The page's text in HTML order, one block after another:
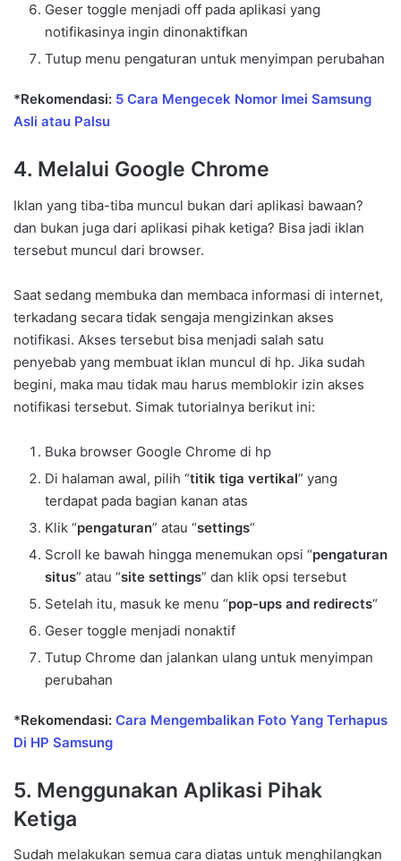
Geser toggle menjadi off pada aplikasi yang
notifikasinya ingin dinonaktifkan
Tutup menu pengaturan untuk menyimpan perubahan
*Rekomendasi: 5 Cara Mengecek Nomor Imei Samsung
Asli atau Palsu
4. Melalui Google Chrome
Iklan yang tiba-tiba muncul bukan dari aplikasi bawaan?
dan bukan juga dari aplikasi pihak ketiga? Bisa jadi iklan
tersebut muncul dari browser.
Saat sedang membuka dan membaca informasi di internet,
terkadang secara tidak sengaja mengizinkan akses
notifikasi. Akses tersebut bisa menjadi salah satu
penyebab yang membuat iklan muncul di hp. Jika sudah
begini, maka mau tidak mau harus memblokir izin akses
notifikasi tersebut. Simak tutorialnya berikut ini:
Buka browser Google Chrome di hp
Di halaman awal, pilih “titik tiga vertikal” yang
terdapat pada bagian kanan atas
Klik “pengaturan” atau “settings“
Scroll ke bawah hingga menemukan opsi “pengaturan
situs” atau “site settings” dan klik opsi tersebut
Setelah itu, masuk ke menu “pop-ups and redirects“
Geser toggle menjadi nonaktif
Tutup Chrome dan jalankan ulang untuk menyimpan
perubahan
*Rekomendasi: Cara Mengembalikan Foto Yang Terhapus
Di HP Samsung
5. Menggunakan Aplikasi Pihak
Ketiga
Sudah melakukan semua cara diatas untuk menghilangkan